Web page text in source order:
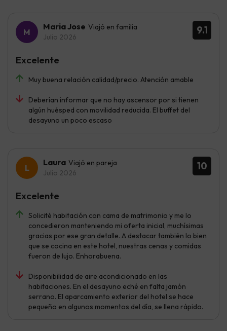
9.1
Maria Jose Viajó en familia
Julio 2026
Muy buena relación calidad/precio. Atención amable
Deberían informar que no hay ascensor por si tienen
algún huésped con movilidad reducida. El buffet del
desayuno un poco escaso
Excelente
10
Laura Viajó en pareja
Julio 2026
Solicité habitación con cama de matrimonio y me lo
concedieron manteniendo mi oferta inicial, muchísimas
gracias por ese gran detalle. A destacar también lo bien
que se cocina en este hotel, nuestras cenas y comidas
fueron de lujo. Enhorabuena.
Disponibilidad de aire acondicionado en las
habitaciones. En el desayuno eché en falta jamón
serrano. El aparcamiento exterior del hotel se hace
pequeño en algunos momentos del día, se llena rápido.
Excelente